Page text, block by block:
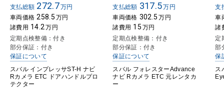
支払総額 272.7万円
車両価格 258.5 万円
諸費用 14.2万円
定期点検整備：付き
部分保証：付き
保証について
スバル インプレッサST-H ナビ
Rカメラ ETC ドアハンドルプロ
テクター
支払総額 317.5万円
車両価格 302.5 万円
諸費用 15 万円
定期点検整備：付き
部分保証：付き
保証について
スバル フォレスターAdvance
ナビ Rカメラ ETC 元レンタカ
ー
支
車
諸
定
部
保
ス